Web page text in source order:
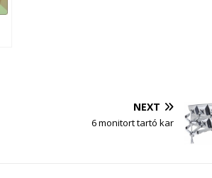
NEXT
6 monitort tartó kar